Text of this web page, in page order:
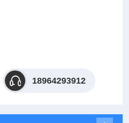
18964293912